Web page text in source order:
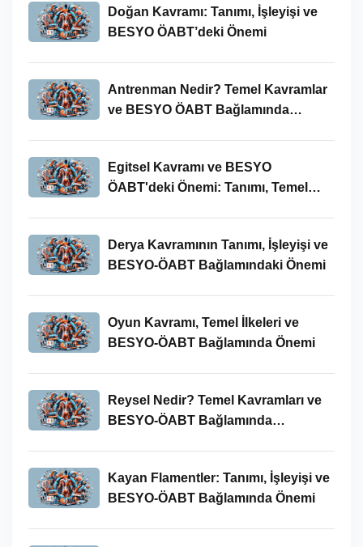
Doğan Kavramı: Tanımı, İşleyişi ve
BESYO ÖABT’deki Önemi
Antrenman Nedir? Temel Kavramlar
ve BESYO ÖABT Bağlamında
Egitsel Kavramı ve BESYO
ÖABT'deki Önemi: Tanımı, Temel
Derya Kavramının Tanımı, İşleyişi ve
BESYO-ÖABT Bağlamındaki Önemi
Oyun Kavramı, Temel İlkeleri ve
BESYO-ÖABT Bağlamında Önemi
Reysel Nedir? Temel Kavramları ve
BESYO-ÖABT Bağlamında
Kayan Flamentler: Tanımı, İşleyişi ve
BESYO-ÖABT Bağlamında Önemi